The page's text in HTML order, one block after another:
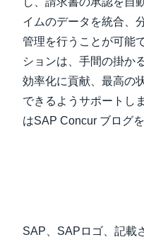
イムのデータを統合、
管理を行うことが可能
ションは、手間の掛か
効率化に貢献、最高の
できるようサポートし
はSAP Concur ブログ
SAP、SAPロゴ、記載